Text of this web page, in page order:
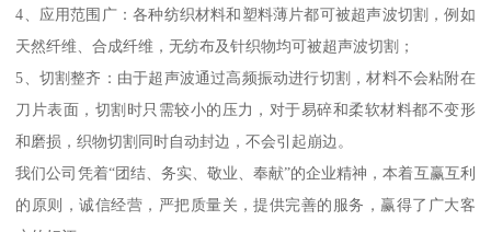
4、应用范围广：各种纺织材料和塑料薄片都可被超声波切割，例如
天然纤维、合成纤维，无纺布及针织物均可被超声波切割；
5、切割整齐：由于超声波通过高频振动进行切割，材料不会粘附在
刀片表面，切割时只需较小的压力，对于易碎和柔软材料都不变形
和磨损，织物切割同时自动封边，不会引起崩边。
我们公司凭着“团结、务实、敬业、奉献”的企业精神，本着互赢互利
的原则，诚信经营，严把质量关，提供完善的服务，赢得了广大客